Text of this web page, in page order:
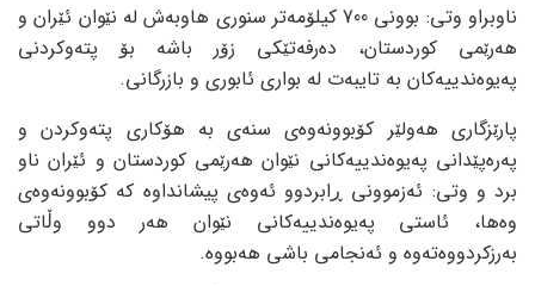
ناوبراو وتی: بوونی 700 کیلۆمەتر سنوری هاوبەش لە نێوان ئێران و
هەرێمی کوردستان، دەرفەتێکی زۆر باشە بۆ پتەوکردنی
پەیوەندییەکان بە تایبەت لە بواری ئابوری و بازرگانی.
پارێزگاری هەولێر کۆبوونەوەی سنەی بە هۆکاری پتەوکردن و
پەرەپێدانی پەیوەندییەکانی نێوان هەرێمی کوردستان و ئێران ناو
برد و وتی: ئەزموونی ڕابردوو ئەوەی پیشانداوە کە کۆبوونەوەی
وەها، ئاستی پەیوەندییەکانی نێوان هەر دوو وڵاتی
بەرزکردووەتەوە و ئەنجامی باشی هەبووە.